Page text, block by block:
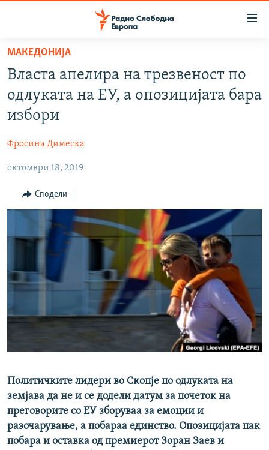
Оди
содржината
Оди
главната
навигација
Премини
на
ВИЗУЕЛНО
ШТО ТРЕБА ДА ЗНАЕТЕ
ПРИЈАВИ СЕ ЗА ЊУЗЛЕТЕР
ПОДКАСТ ЗОШТО?
СЛЕДЕТЕ НЕ
РСЕ веб страници
МАКЕДОНИЈА
Власта апелира на трезвеност по
одлуката на ЕУ, а опозицијата бара
избори
Фросина Димеска
октомври 18, 2019
Сподели
Политичките лидери во Скопје по одлуката на
земјава да не и се додели датум за почеток на
преговорите со ЕУ зборуваа за емоции и
разочарување, а побараа единство. Опозицијата пак
побара и оставка од премиерот Зоран Заев и